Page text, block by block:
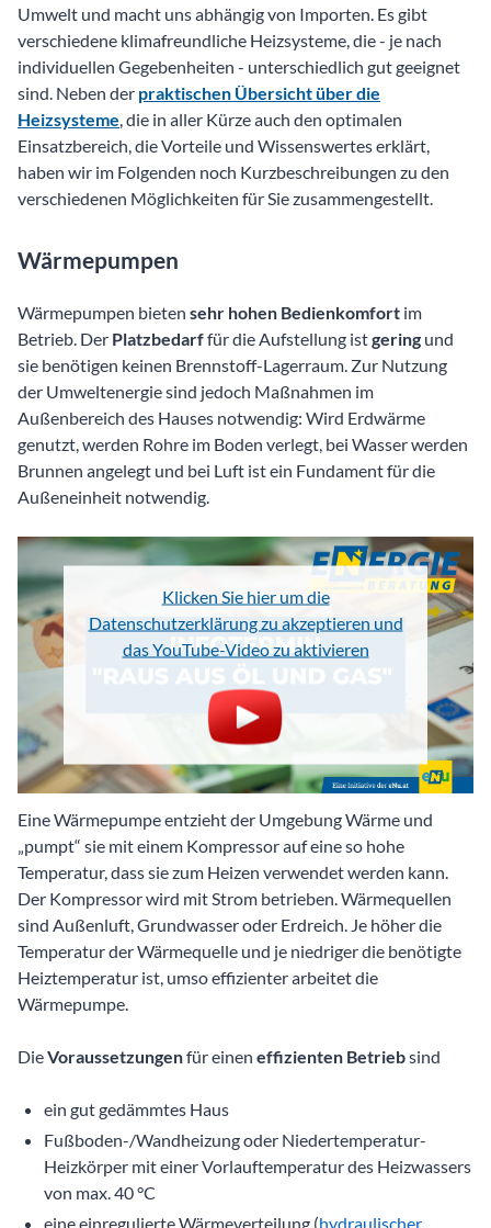
Umwelt und macht uns abhängig von Importen. Es gibt
verschiedene klimafreundliche Heizsysteme, die - je nach
individuellen Gegebenheiten - unterschiedlich gut geeignet
sind. Neben der praktischen Übersicht über die
Heizsysteme , die in aller Kürze auch den optimalen
Einsatzbereich, die Vorteile und Wissenswertes erklärt,
haben wir im Folgenden noch Kurzbeschreibungen zu den
verschiedenen Möglichkeiten für Sie zusammengestellt.
Wärmepumpen
Wärmepumpen bieten sehr hohen Bedienkomfort im
Betrieb. Der Platzbedarffür die Aufstellung istgering und
sie benötigen keinen Brennstoff-Lagerraum. Zur Nutzung
der Umweltenergie sind jedoch Maßnahmen im
Außenbereich des Hauses notwendig: Wird Erdwärme
genutzt, werden Rohre im Boden verlegt, bei Wasser werden
Brunnen angelegt und bei Luft ist ein Fundament für die
Außeneinheit notwendig.
Klicken Sie hier um die
Datenschutzerklärung zu akzeptieren und
das YouTube-Video zu aktivieren
Eine Wärmepumpe entzieht der Umgebung Wärme und
„pumpt“ sie mit einem Kompressor auf eine so hohe
Temperatur, dass sie zum Heizen verwendet werden kann.
Der Kompressor wird mit Strom betrieben. Wärmequellen
sind Außenluft, Grundwasser oder Erdreich. Je höher die
Temperatur der Wärmequelle und je niedriger die benötigte
Heiztemperatur ist, umso effizienter arbeitet die
Wärmepumpe.
DieVoraussetzungenfür einen effizienten Betriebsind
ein gut gedämmtes Haus
Fußboden-/Wandheizung oder Niedertemperatur-
Heizkörper mit einer Vorlauftemperatur des Heizwassers
von max. 40 °C
eine einregulierte Wärmeverteilung (hydraulischer